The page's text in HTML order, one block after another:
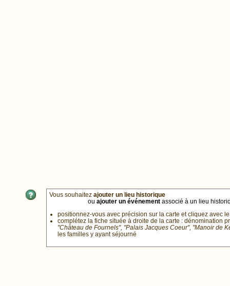
Vous souhaitez ajouter un lieu historique
ou ajouter un événement associé à un lieu
positionnez-vous avec précision sur la carte et cliquez avec
complétez la fiche située à droite de la carte : dénomination
"Château de Fournels", "Palais Jacques Coeur", "Manoir de
les familles y ayant séjourné